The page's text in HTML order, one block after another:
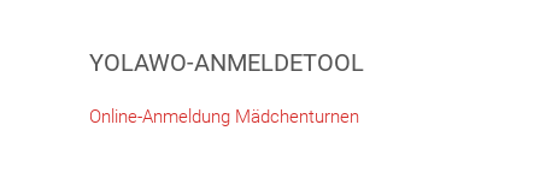
YOLAWO-ANMELDETOOL
Online-Anmeldung Mädchenturnen